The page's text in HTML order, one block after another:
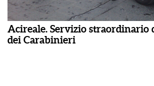
Acireale. Servizio straordinario
dei Carabinieri